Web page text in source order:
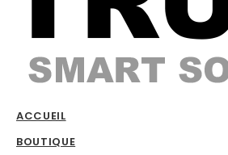
ACCUEIL
BOUTIQUE